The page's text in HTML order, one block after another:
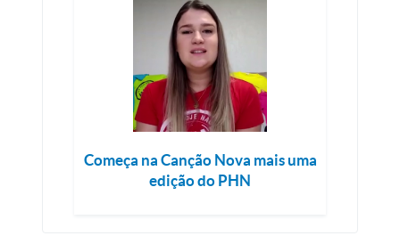
Começa na Canção Nova mais uma
edição do PHN